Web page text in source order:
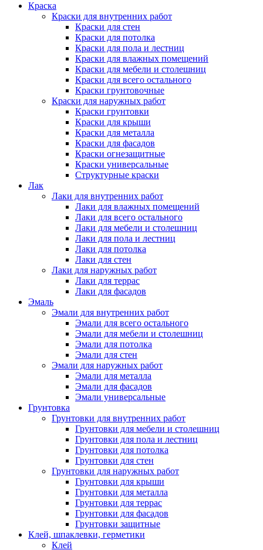
Краска
Краски для внутренних работ
Краски для стен
Краски для потолка
Краски для пола и лестниц
Краски для влажных помещений
Краски для мебели и столешниц
Краски для всего остального
Краски грунтовочные
Краски для наружных работ
Краски грунтовки
Краски для крыши
Краски для металла
Краски для фасадов
Краски огнезащитные
Краски универсальные
Структурные краски
Лак
Лаки для внутренних работ
Лаки для влажных помещений
Лаки для всего остального
Лаки для мебели и столешниц
Лаки для пола и лестниц
Лаки для потолка
Лаки для стен
Лаки для наружных работ
Лаки для террас
Лаки для фасадов
Эмаль
Эмали для внутренних работ
Эмали для всего остального
Эмали для мебели и столешниц
Эмали для потолка
Эмали для стен
Эмали для наружных работ
Эмали для металла
Эмали для фасадов
Эмали универсальные
Грунтовка
Грунтовки для внутренних работ
Грунтовки для мебели и столешниц
Грунтовки для пола и лестниц
Грунтовки для потолка
Грунтовки для стен
Грунтовки для наружных работ
Грунтовки для крыши
Грунтовки для металла
Грунтовки для террас
Грунтовки для фасадов
Грунтовки защитные
Клей, шпаклевки, герметики
Клей